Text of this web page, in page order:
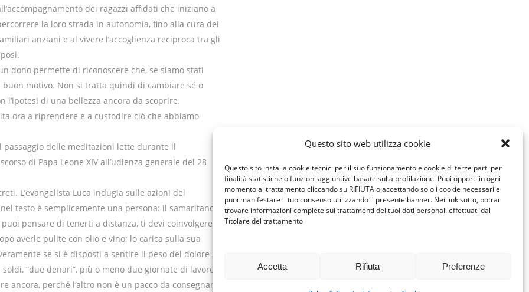
Questo sito web utilizza cookie
Questo sito installa cookie tecnici per il suo funzionamento e cookie di terze parti per
finalità statistiche o funzioni aggiuntive basate sulla profilazione. Puoi opporti in ogni
momento al trattamento cliccando su RIFIUTA o accettando solo i cookie necessari e
puoi manifestare il tuo consenso utilizzando il presente banner. Nei link sotto, potrai
trovare informazioni complete sui trattamenti dei tuoi dati personali effettuati dal
Titolare del trattamento
Accetta Rifiuta Preferenze
dei ragazzi affidati che iniziano a
la loro strada in autonomia, fino alla cura dei
anziani e al vivere l’accoglienza reciproca tra gli
dono permette di riconoscere che, se siamo stati
motivo. Non si tratta quindi di cambiare sé o
l’ipotesi di una bellezza ancora da scoprire.
ora a riprendere e a custodire ciò che abbiamo
delle meditazioni lette durante il
di Papa Leone XIV all’udienza generale del 28
L’evangelista Luca indugia sulle azioni del
testo è semplicemente una persona: il samaritano
pensare di tenerti a distanza, ti devi coinvolgere,
averle pulite con olio e vino; lo carica sulla sua
se si è disposti a sentire il peso del dolore
“due denari”, più o meno due giornate di lavoro;
perché l’altro non è un pacco da consegnare,